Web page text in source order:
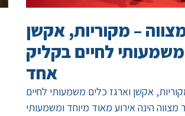
– מקוריות, אקשן
משמעותי לחיים בקליק
אחד
אקשן וארגז כלים משמעותי לחיים
הינה אירוע מאוד מיוחד ומשמעותי